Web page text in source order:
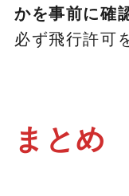
かを事前に確
必ず飛行許可
まとめ